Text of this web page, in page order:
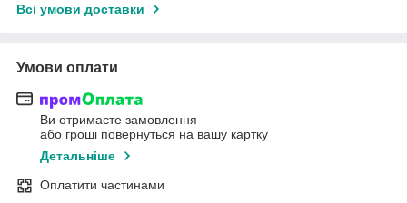
Всі умови доставки
Умови оплати
Ви отримаєте замовлення
або гроші повернуться на вашу картку
Детальніше
Оплатити частинами